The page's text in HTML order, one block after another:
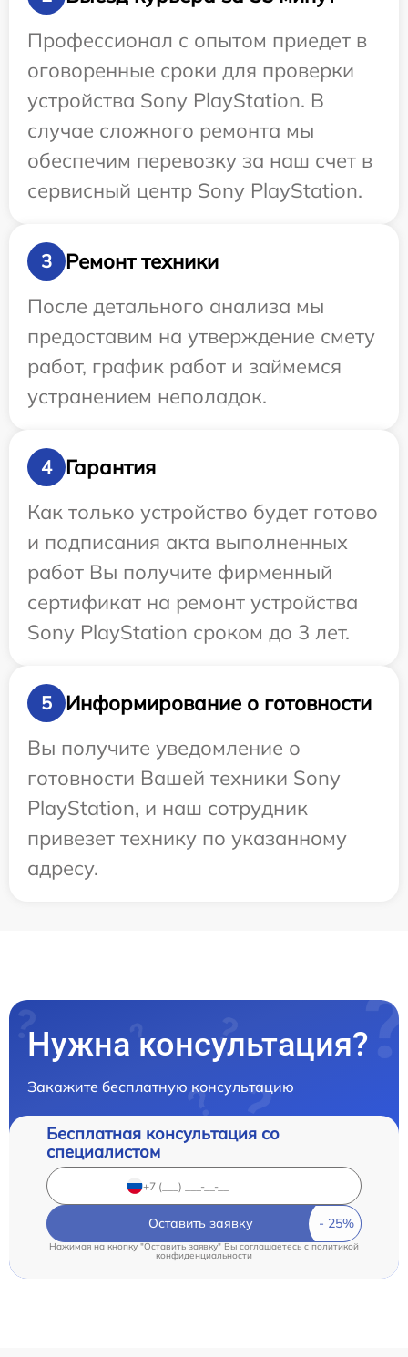
Профессионал с опытом приедет в
оговоренные сроки для проверки
устройства Sony PlayStation. В
случае сложного ремонта мы
обеспечим перевозку за наш счет в
сервисный центр Sony PlayStation.
3
Ремонт техники
После детального анализа мы
предоставим на утверждение смету
работ, график работ и займемся
устранением неполадок.
4
Гарантия
Как только устройство будет готово
и подписания акта выполненных
работ Вы получите фирменный
сертификат на ремонт устройства
Sony PlayStation сроком до 3 лет.
5
Информирование о готовности
Вы получите уведомление о
готовности Вашей техники Sony
PlayStation, и наш сотрудник
привезет технику по указанному
адресу.
Нужна консультация?
Закажите бесплатную консультацию
Бесплатная консультация со
специалистом
Оставить заявку
Нажимая на кнопку "Оставить заявку" Вы соглашаетесь cполитикой
конфиденциальности